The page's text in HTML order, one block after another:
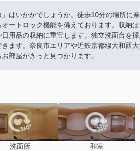
はいかがでしょうか。徒歩10分の場所に奈
ートロック機能を備えております。収納
用品の収納に重宝します。独立洗面台を
ます。奈良市エリアや近鉄京都線大和西
部屋がきっと見つかります。
洗面所 和室